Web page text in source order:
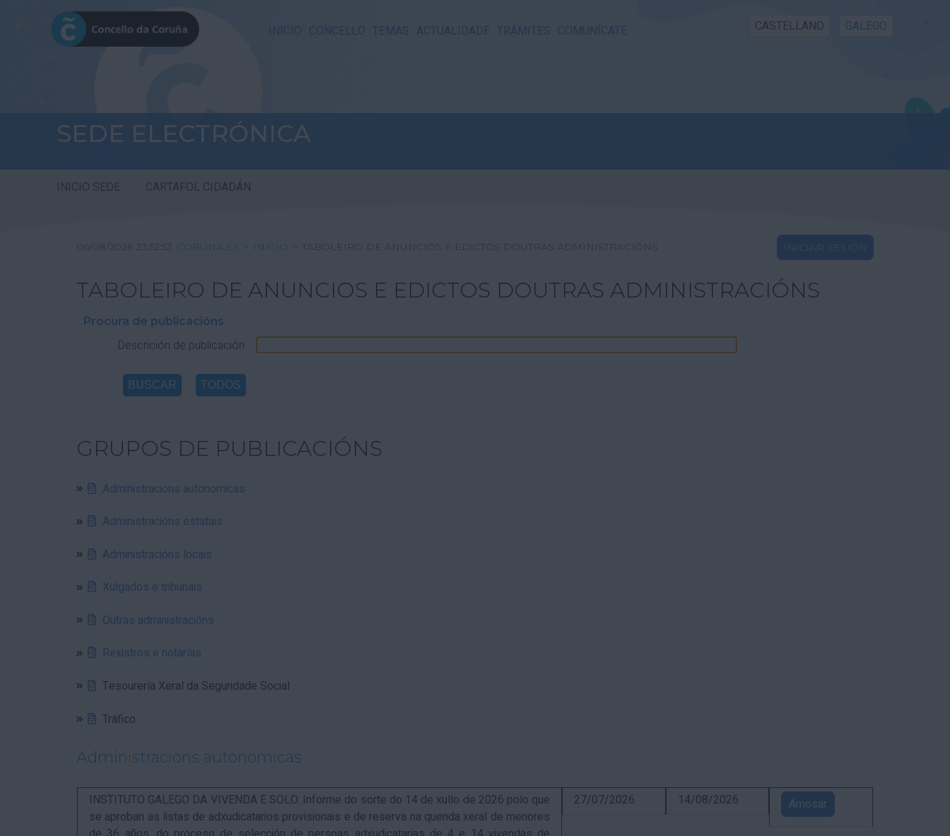
INICIO CONCELLO TEMAS ACTUALIDADE TRÁMITES COMUNÍCATE CASTELLANO GALEGO
SEDE ELECTRÓNICA
INICIO SEDE CARTAFOL CIDADÁN
06/08/2026 23:52:53 CORUNA.ES > INICIO > TABOLEIRO DE ANUNCIOS E EDICTOS DOUTRAS ADMINISTRACIÓNS INICIAR SESIÓN
TABOLEIRO DE ANUNCIOS E EDICTOS DOUTRAS ADMINISTRACIÓNS
Procura de publicacións
Descrición de publicación
GRUPOS DE PUBLICACIÓNS
Administracions autonomicas
Administracións estatais
Administracións locais
Xulgados e tribunais
Outras administracións
Rexistros e notarías
Tesourería Xeral da Seguridade Social
Tráfico
Administracions autonomicas
INSTITUTO GALEGO DA VIVENDA E SOLO. Informe do sorte do 14 de xullo de 2026 polo que
se aproban as listas de adxudicatarios provisionais e de reserva na quenda xeral de menores
27/07/2026 14/08/2026 Amosar